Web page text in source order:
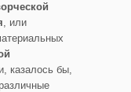
, или
казалось бы,